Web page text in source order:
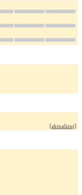
[aktualizuj]